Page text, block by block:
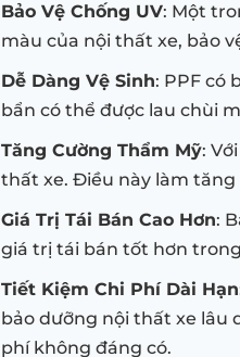
Bảo Vệ Chống UV: Một
màu của nội thất xe, bảo
Dễ Dàng Vệ Sinh: PPF có
bẩn có thể được lau chùi
Tăng Cường Thẩm Mỹ:
thất xe. Điều này làm tăng
Giá Trị Tái Bán Cao Hơn:
giá trị tái bán tốt hơn
Tiết Kiệm Chi Phí Dài Hạn
bảo dưỡng nội thất xe lâu
phí không đáng có.